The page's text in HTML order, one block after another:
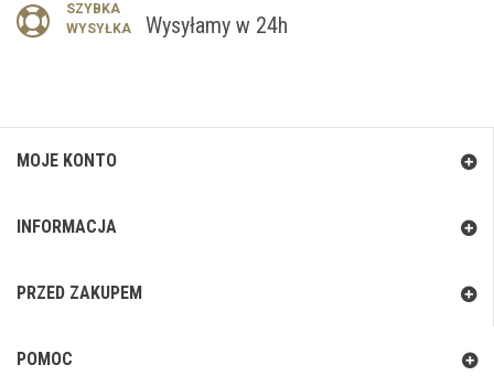
SZYBKA
WYSYŁKA
Wysyłamy w 24h
MOJE KONTO
INFORMACJA
PRZED ZAKUPEM
POMOC